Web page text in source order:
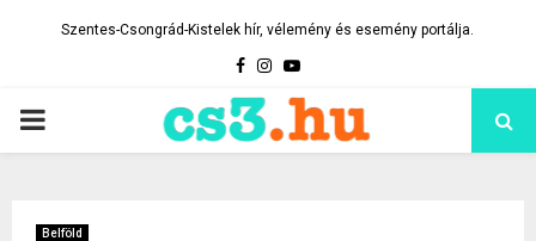
Szentes-Csongrád-Kistelek hír, vélemény és esemény portálja.
Facebook
Instagram
Youtube
PRIMARY
Belföld